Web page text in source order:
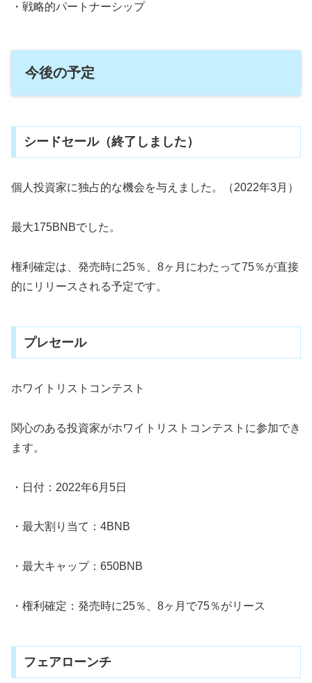
・戦略的パートナーシップ
今後の予定
シードセール（終了しました）
個人投資家に独占的な機会を与えました。（2022年3月）
最大175BNBでした。
権利確定は、発売時に25％、8ヶ月にわたって75％が直接
的にリリースされる予定です。
プレセール
ホワイトリストコンテスト
関心のある投資家がホワイトリストコンテストに参加でき
ます。
・日付：2022年6月5日
・最大割り当て：4BNB
・最大キャップ：650BNB
・権利確定：発売時に25％、8ヶ月で75％がリース
フェアローンチ